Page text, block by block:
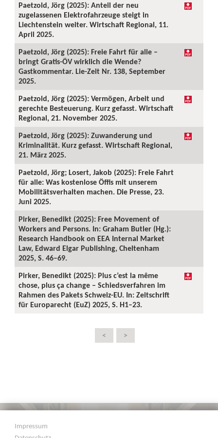
Paetzold, Jörg (2025): Anteil der neu
zugelassenen Elektrofahrzeuge steigt in
Liechtenstein weiter. Wirtschaft Regional, 11.
April 2025.
Paetzold, Jörg (2025): Freie Fahrt für alle –
bringt Gratis-ÖV wirklich die Wende?
Gastkommentar. Lie-Zeit Nr. 138, September
2025.
Paetzold, Jörg (2025): Vermögen, Arbeit und
gerechte Besteuerung. Kurz gefasst. Wirtschaft
Regional, 21. November 2025.
Paetzold, Jörg (2025): Zuwanderung und
Kriminalität. Kurz gefasst. Wirtschaft Regional,
21. März 2025.
Paetzold, Jörg; Losert, Jakob (2025): Freie Fahrt
für alle: Was kostenlose Öffis mit unserem
Mobilitätsverhalten machen. Die Presse, 23.
Juni 2025.
Pirker, Benedikt (2025): Free Movement of
Workers and Persons. In: Graham Butler (Hg.):
Research Handbook on EEA Internal Market
Law, Edward Elgar Publishing, Cheltenham
2025, S. 46–69.
Pirker, Benedikt (2025): Plus c’est la même
chose, plus ça change – Schiedsverfahren im
Rahmen des Pakets Schweiz-EU. In: Zeitschrift
für Europarecht (EuZ) 2025, S. H1–23.
< >
Impressum